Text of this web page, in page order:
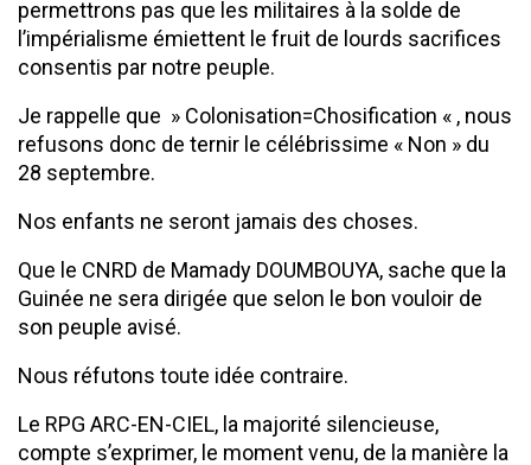
permettrons pas que les militaires à la solde de
l’impérialisme émiettent le fruit de lourds sacrifices
consentis par notre peuple.
Je rappelle que » Colonisation=Chosification « , nous
refusons donc de ternir le célébrissime « Non » du
28 septembre.
Nos enfants ne seront jamais des choses.
Que le CNRD de Mamady DOUMBOUYA, sache que la
Guinée ne sera dirigée que selon le bon vouloir de
son peuple avisé.
Nous réfutons toute idée contraire.
Le RPG ARC-EN-CIEL, la majorité silencieuse,
compte s’exprimer, le moment venu, de la manière la